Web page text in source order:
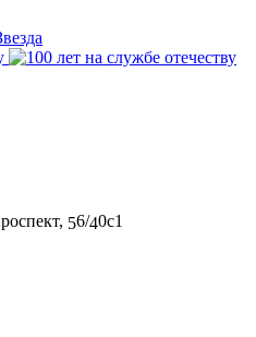
56/40с1